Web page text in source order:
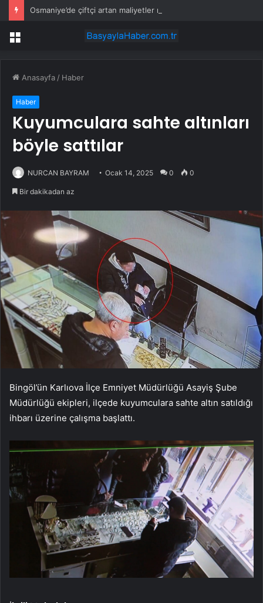
Menü
Anasayfa / Haber
Haber
Kuyumculara sahte altınları
böyle sattılar
NURCAN BAYRAM Ocak 14, 2025 0 0
Bir dakikadan az
Bingöl’ün Karlıova İlçe Emniyet Müdürlüğü Asayiş Şube
Müdürlüğü ekipleri, ilçede kuyumculara sahte altın satıldığı
ihbarı üzerine çalışma başlattı.